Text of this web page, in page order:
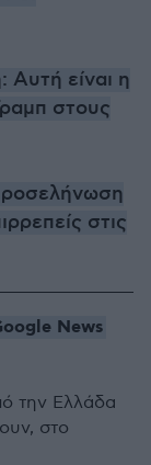
Αυτή είναι η
στους
στις
News
την Ελλάδα
στο